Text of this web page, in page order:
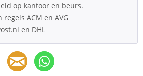
op kantoor en beurs.
regels ACM en AVG
en DHL